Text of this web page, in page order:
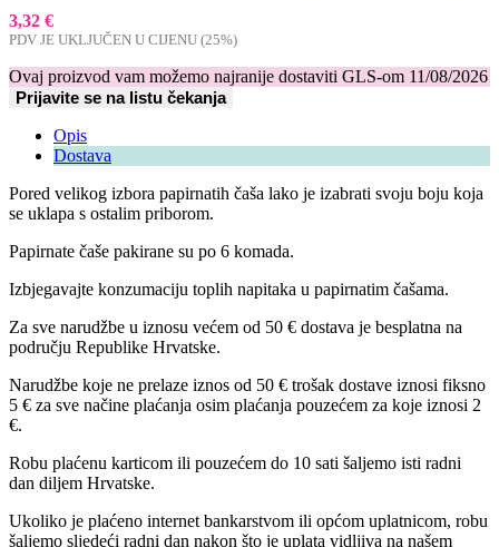
3,32 €
PDV JE UKLJUČEN U CIJENU (25%)
Ovaj proizvod vam možemo najranije dostaviti GLS-om 11/08/2026
Prijavite se na listu čekanja
Opis
Dostava
Pored velikog izbora papirnatih čaša lako je izabrati svoju boju koja
se uklapa s ostalim priborom.
Papirnate čaše pakirane su po 6 komada.
Izbjegavajte konzumaciju toplih napitaka u papirnatim čašama.
Za sve narudžbe u iznosu većem od 50 € dostava je besplatna na
području Republike Hrvatske.
Narudžbe koje ne prelaze iznos od 50 € trošak dostave iznosi fiksno
5 € za sve načine plaćanja osim plaćanja pouzećem za koje iznosi 2
€.
Robu plaćenu karticom ili pouzećem do 10 sati šaljemo isti radni
dan diljem Hrvatske.
Ukoliko je plaćeno internet bankarstvom ili općom uplatnicom, robu
šaljemo sljedeći radni dan nakon što je uplata vidljiva na našem